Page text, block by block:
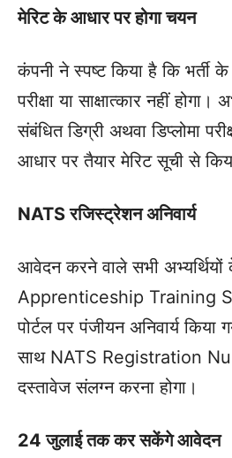
मेरिट के आधार पर होगा चयन
कंपनी ने स्पष्ट किया है कि भर्ती
परीक्षा या साक्षात्कार नहीं होगा।
संबंधित डिग्री अथवा डिप्लोमा
आधार पर तैयार मेरिट सूची से
NATS रजिस्ट्रेशन अनिवार्य
आवेदन करने वाले सभी
Apprenticeship Training
पोर्टल पर पंजीयन अनिवार्य
साथ NATS Registration
दस्तावेज संलग्न करना होगा।
24 जुलाई तक कर सकेंगे आवेदन